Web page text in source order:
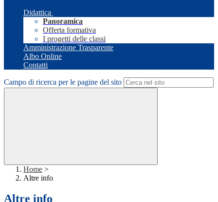
Didattica
Panoramica
Offerta formativa
I progetti delle classi
Amministrazione Trasparente
Albo Online
Contatti
Campo di ricerca per le pagine del sito
Home >
Altre info
Altre info